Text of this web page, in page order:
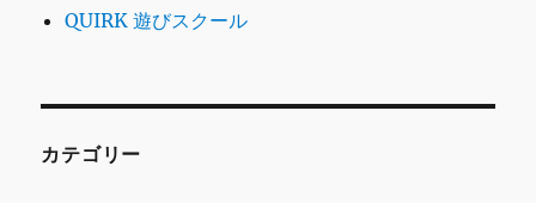
QUIRK 遊びスクール
カテゴリー